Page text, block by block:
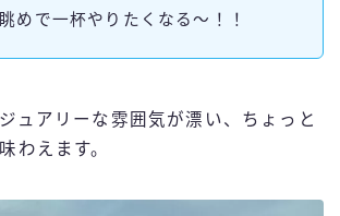
めで一杯やりたくなる～！！
ュアリーな雰囲気が漂い、ちょっと
わえます。